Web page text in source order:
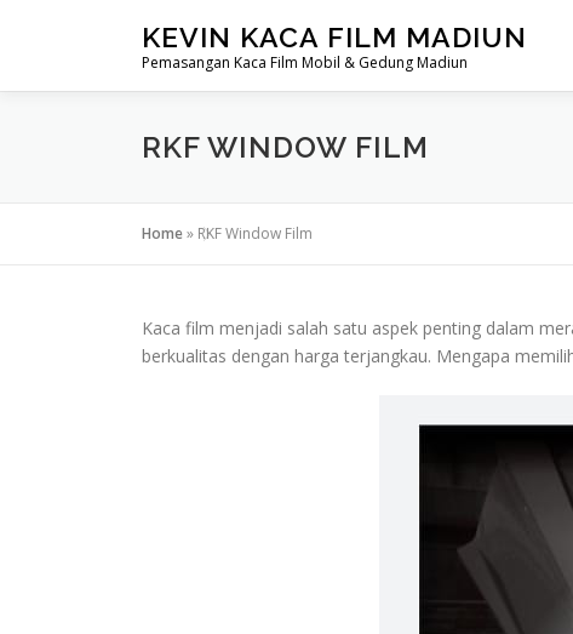
KEVIN KACA FILM MADIUN
Pemasangan Kaca Film Mobil & Gedung Madiun
RKF WINDOW FILM
Home» RKF Window Film
Kaca film menjadi salah satu aspek penting dalam
berkualitas dengan harga terjangkau. Mengapa